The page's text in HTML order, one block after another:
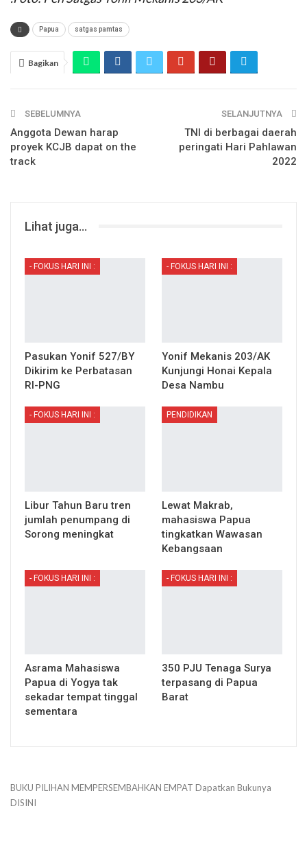
Papua satgas pamtas
Bagikan
SEBELUMNYA
Anggota Dewan harap
proyek KCJB dapat on the
track
SELANJUTNYA
TNI di berbagai daerah
peringati Hari Pahlawan
2022
Lihat juga...
- FOKUS HARI INI :
Pasukan Yonif 527/BY
Dikirim ke Perbatasan
RI-PNG
- FOKUS HARI INI :
Yonif Mekanis 203/AK
Kunjungi Honai Kepala
Desa Nambu
- FOKUS HARI INI :
Libur Tahun Baru tren
jumlah penumpang di
Sorong meningkat
PENDIDIKAN
Lewat Makrab,
mahasiswa Papua
tingkatkan Wawasan
Kebangsaan
- FOKUS HARI INI :
Asrama Mahasiswa
Papua di Yogya tak
sekadar tempat tinggal
sementara
- FOKUS HARI INI :
350 PJU Tenaga Surya
terpasang di Papua
Barat
BUKU PILIHAN MEMPERSEMBAHKAN EMPAT Dapatkan Bukunya
DISINI